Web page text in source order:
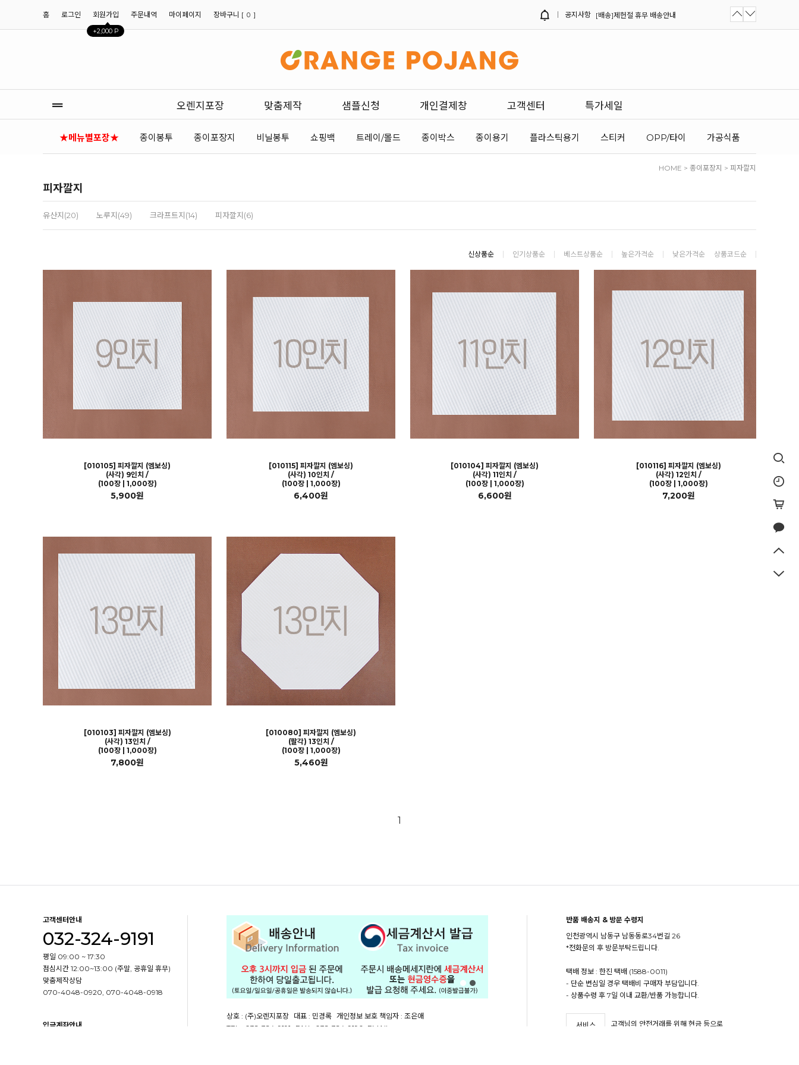
홈 로그인 회원가입
+2,000 P
주문내역 마이페이지 장바구니 [ 0 ] 공지사항 [배송]제헌절 휴무 배송안내
오렌지포장 맞춤제작 샘플신청 개인결제창 고객센터 특가세일
★메뉴별포장★ 종이봉투 종이포장지 비닐봉투 쇼핑백 트레이/몰드 종이박스 종이용기 플라스틱용기 스티커 OPP/타이 가공식품
HOME > 종이포장지 > 피자깔지
피자깔지
유산지(20) 노루지(49) 크라프트지(14) 피자깔지(6)
신상품순 인기상품순 베스트상품순 높은가격순 낮은가격순 상품코드순
[010105] 피자깔지 (엠보싱)
(사각) 9인치 /
(100장 | 1,000장)
5,900원
[010115] 피자깔지 (엠보싱)
(사각) 10인치 /
(100장 | 1,000장)
6,400원
[010104] 피자깔지 (엠보싱)
(사각) 11인치 /
(100장 | 1,000장)
6,600원
[010116] 피자깔지 (엠보싱)
(사각) 12인치 /
(100장 | 1,000장)
7,200원
[010103] 피자깔지 (엠보싱)
(사각) 13인치 /
(100장 | 1,000장)
7,800원
[010080] 피자깔지 (엠보싱)
(팔각) 13인치 /
(100장 | 1,000장)
5,460원
1
고객센터안내
032-324-9191
평일 09:00 ~ 17:30
점심시간 12:00~13:00 (주말, 공휴일 휴무)
맞춤제작상담
070-4048-0920, 070-4048-0918
입금계좌안내
상호 : (주)오렌지포장 대표 : 민경록 개인정보 보호 책임자 : 조은애
TEL : 032-324-9191
FAX : 032-324-9196 EMAIL :
반품 배송지 & 방문 수령지
인천광역시 남동구 남동동로34번길 26
*전화문의 후 방문부탁드립니다.
택배 정보 : 한진 택배 (1588-0011)
- 단순 변심일 경우 택배비 구매자 부담입니다.
- 상품수령 후 7일 이내 교환/반품 가능합니다.
서비스
고객님의 안전거래를 위해 현금 등으로